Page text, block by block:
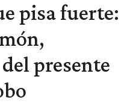
pisa fuerte:
presente